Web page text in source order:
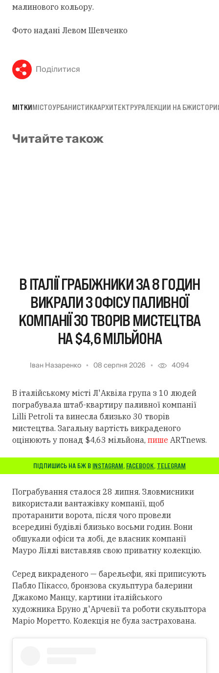
малинового кольору.
Фото надані Левом Шевченко
Поділитися
МІТКИМІСТОУРБАНИСТИКААРХИТЕКТРУРАЛЕКЦИИ НА БЖ
Читайте також
В ІТАЛІЇ ГРАБІЖНИКИ ЗА 8 ГОДИН
ВИКРАЛИ З ОФІСУ ПАЛИВНОЇ
КОМПАНІЇ 30 ТВОРІВ МИСТЕЦТВА
НА $4,6 МІЛЬЙОНА
Іван Назаренко 08 серпня 2026 4094
В італійському місті Л'Аквіла група з 10 людей
пограбувала штаб-квартиру паливної компанії
Lilli Petroli та винесла близько 30 творів
мистецтва. Загальну вартість викраденого
оцінюють у понад $4,63 мільйона, пише ARTnews.
ПІДПИШИСЬ НА БЖ В INSTAGRAM, FACEBOOK, TELEGRAM
Пограбування сталося 28 липня. Зловмисники
використали вантажівку компанії, щоб
протаранити ворота, після чого провели
всередині будівлі близько восьми годин. Вони
обшукали офіси та лобі, де власник компанії
Мауро Ліллі виставляв свою приватну колекцію.
Серед викраденого — барельєфи, які приписують
Пабло Пікассо, бронзова скульптура балерини
Джакомо Манцу, картини італійського
художника Бруно д'Арчевії та роботи скульптора
Маріо Моретто. Колекція не була застрахована.